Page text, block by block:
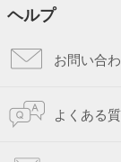
ヘルプ
お問い合
よくある